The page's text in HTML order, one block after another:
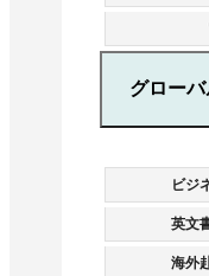
グロー
ビジ
英文
海外